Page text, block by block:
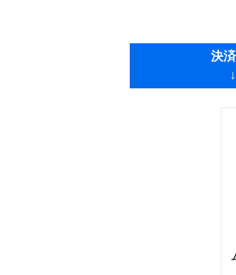
決